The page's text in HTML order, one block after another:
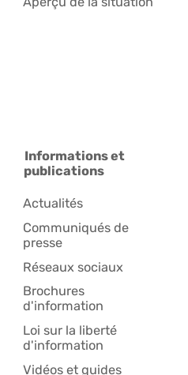
Informations et
publications
Actualités
Communiqués de
presse
Réseaux sociaux
Brochures
d'information
Loi sur la liberté
d'information
Vidéos et guides